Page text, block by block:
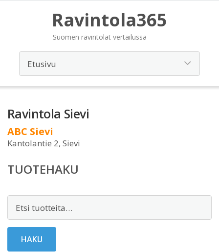
Ravintola365
Suomen ravintolat vertailussa
Ravintola Sievi
ABC Sievi
Kantolantie 2, Sievi
TUOTEHAKU
HAKU